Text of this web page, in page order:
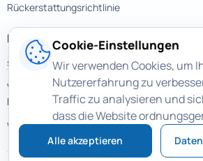
Rückerstattungsrichtlinie
Kontakte
support@magicuneraser.com
Velyka Vasylkivska street, 77a
Kyiv, Ukraine
Weitere Kontakte >
Cookie-Einstellungen
Wir verwenden Cookies, um
Nutzererfahrung zu
Traffic zu analysieren und
dass die Website
Alle akzeptieren